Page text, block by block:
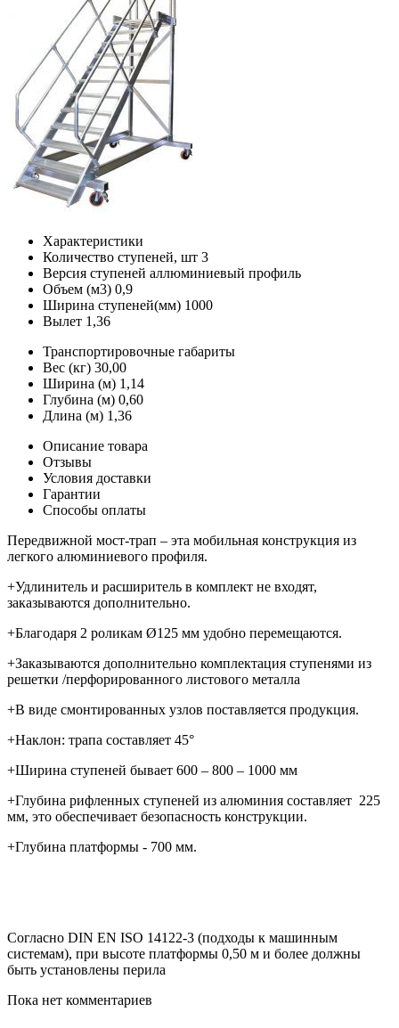
Характеристики
Количество ступеней, шт 3
Версия ступеней аллюминиевый профиль
Объем (м3) 0,9
Ширина ступеней(мм) 1000
Вылет 1,36
Транспортировочные габариты
Вес (кг) 30,00
Ширина (м) 1,14
Глубина (м) 0,60
Длина (м) 1,36
Описание товара
Отзывы
Условия доставки
Гарантии
Способы оплаты
Передвижной мост-трап – эта мобильная конструкция из
легкого алюминиевого профиля.
+Удлинитель и расширитель в комплект не входят,
заказываются дополнительно.
+Благодаря 2 роликам Ø125 мм удобно перемещаются.
+Заказываются дополнительно комплектация ступенями из
решетки /перфорированного листового металла
+В виде смонтированных узлов поставляется продукция.
+Наклон: трапа составляет 45°
+Ширина ступеней бывает 600 – 800 – 1000 мм
+Глубина рифленных ступеней из алюминия составляет 225
мм, это обеспечивает безопасность конструкции.
+Глубина платформы - 700 мм.
Согласно DIN EN ISO 14122-3 (подходы к машинным
системам), при высоте платформы 0,50 м и более должны
быть установлены перила
Пока нет комментариев